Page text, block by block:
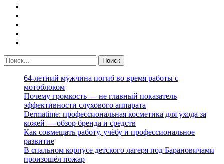
64-летний мужчина погиб во время работы с
мотоблоком
Почему громкость — не главный показатель
эффективности слухового аппарата
Dermatime: профессиональная косметика для ухода за
кожей — обзор бренда и средств
Как совмещать работу, учёбу и профессиональное
развитие
В спальном корпусе детского лагеря под Барановичами
произошёл пожар